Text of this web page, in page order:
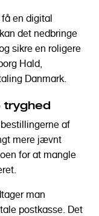
en digital
det nedbringe
sikre en roligere
Hald,
Danmark.
tryghed
af
mere jævnt
for at mangle
man
postkasse. Det